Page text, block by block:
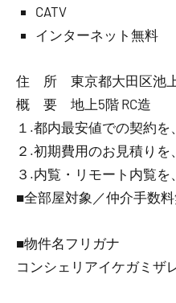
CATV
インターネット無料
住 所 東京都大田区池
概 要 地上5階 RC造
１.都内最安値での契約を
２.初期費用のお見積りを
３.内覧・リモート内覧を
■全部屋対象／仲介手数
■物件名フリガナ
コンシェリアイケガミザ